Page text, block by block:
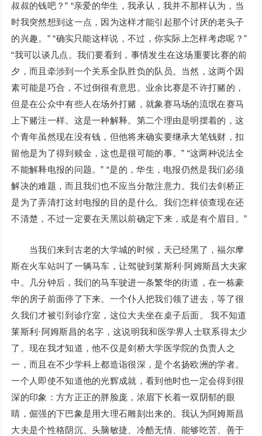
叔叔的钱吧？” “亲爱的华生，我承认，我并不那样认为，当
时我突然想到这一点，因为这样才能引起那个讨厌的老头子
的兴趣。” “确实只能这样说，不过，你实际上怎样考虑呢？”
“我可以谈几点。我们要看到，事情发生在这场重要比赛的前
夕，而且牵涉到一个关系全队胜负的队员。当然，这两个因
素可能是巧合，不过倒很有意思。业余比赛是不许打赌的，
但是在公众中有些人在场外打赌，就象赛马场的流氓在赛马
上下赌注一样。这是一种解释。第二个理由是明摆着的，这
个青年虽然现在没有钱，但他将来确实要继承大笔钱财，扣
留他是为了得到赎金，这也是很可能的事。” “这两种说法全
不能解释电报的问题。” “是的，华生，电报仍然是我们必须
解决的难题，而且我们也不应当分散注意力。我们去剑桥正
是为了弄清打这封电报的目的是什么。我们怎样侦查现在还
不清楚，不过一定要在天黑以前确定下来，或是有个眉目。”
当我们来到古老的大学城的时候，天已经黑了，福尔摩
斯在火车站叫了一辆马车，让驾驶到莱斯利·阿姆斯昌大夫家
中。几分钟后，我们的马车驶进一条繁华的街道，在一栋豪
华的房子前面停了下来。一个仆人把我们领了进去，等了很
久我们才被引到诊疗室，这位大夫坐在桌子后面。 我不知道
莱斯利·阿姆斯昌的名字，这说明我和医学界人士联系得太少
了。现在我才知道，他不仅是剑桥大学医学院的负责人之
一，而且在不少学科上都造诣很深，是个名扬欧洲的学者。
一个人即使不知道他的光辉成就，看到他时也一定会得到很
深的印象：方方正正的胖脸庞，浓眉下长着一双阴郁的眼
睛，倔强的下巴象是用大理石雕刻出来的。我认为阿姆斯昌
大夫是个性格阴沉、头脑敏捷、冷酷无情、能够吃苦、善于